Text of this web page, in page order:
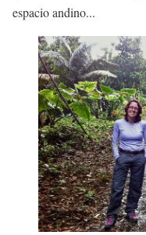
espacio andino...